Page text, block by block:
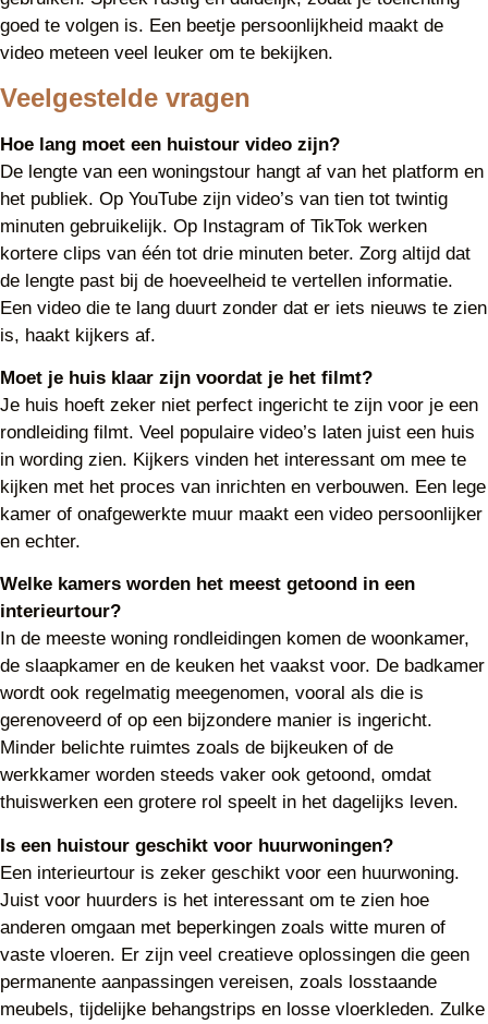
goed te volgen is. Een beetje persoonlijkheid maakt de
video meteen veel leuker om te bekijken.
Veelgestelde vragen
Hoe lang moet een huistour video zijn?
De lengte van een woningstour hangt af van het platform en
het publiek. Op YouTube zijn video’s van tien tot twintig
minuten gebruikelijk. Op Instagram of TikTok werken
kortere clips van één tot drie minuten beter. Zorg altijd dat
de lengte past bij de hoeveelheid te vertellen informatie.
Een video die te lang duurt zonder dat er iets nieuws te zien
is, haakt kijkers af.
Moet je huis klaar zijn voordat je het filmt?
Je huis hoeft zeker niet perfect ingericht te zijn voor je een
rondleiding filmt. Veel populaire video’s laten juist een huis
in wording zien. Kijkers vinden het interessant om mee te
kijken met het proces van inrichten en verbouwen. Een lege
kamer of onafgewerkte muur maakt een video persoonlijker
en echter.
Welke kamers worden het meest getoond in een
interieurtour?
In de meeste woning rondleidingen komen de woonkamer,
de slaapkamer en de keuken het vaakst voor. De badkamer
wordt ook regelmatig meegenomen, vooral als die is
gerenoveerd of op een bijzondere manier is ingericht.
Minder belichte ruimtes zoals de bijkeuken of de
werkkamer worden steeds vaker ook getoond, omdat
thuiswerken een grotere rol speelt in het dagelijks leven.
Is een huistour geschikt voor huurwoningen?
Een interieurtour is zeker geschikt voor een huurwoning.
Juist voor huurders is het interessant om te zien hoe
anderen omgaan met beperkingen zoals witte muren of
vaste vloeren. Er zijn veel creatieve oplossingen die geen
permanente aanpassingen vereisen, zoals losstaande
meubels, tijdelijke behangstrips en losse vloerkleden. Zulke